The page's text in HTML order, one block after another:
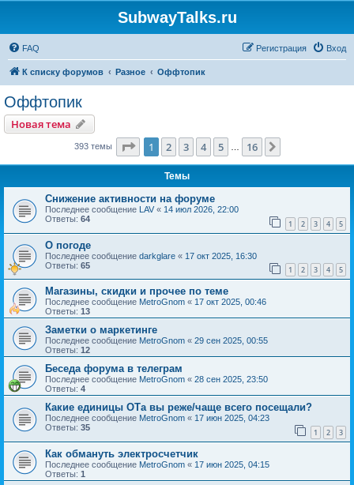
SubwayTalks.ru
FAQ Вход
Регистрация
К списку форумов Разное Оффтопик
Оффтопик
Новая тема
393 темы Страница из 16
1 2 3 4 5 16
Темы
Снижение активности на форуме
Последнее сообщение LAV « 14 июл 2026, 22:00
Ответы: 64 1 2 3 4 5
О погоде
Последнее сообщение darkglare « 17 окт 2025, 16:30
Ответы: 65 1 2 3 4 5
Магазины, скидки и прочее по теме
Последнее сообщение MetroGnom « 17 окт 2025, 00:46
Ответы: 13
Заметки о маркетинге
Последнее сообщение MetroGnom « 29 сен 2025, 00:55
Ответы: 12
Беседа форума в телеграм
Последнее сообщение MetroGnom « 28 сен 2025, 23:50
Ответы: 4
Какие единицы ОТа вы реже/чаще всего посещали?
Последнее сообщение MetroGnom « 17 июн 2025, 04:23
Ответы: 35 1 2 3
Как обмануть электросчетчик
Последнее сообщение MetroGnom « 17 июн 2025, 04:15
Ответы: 1